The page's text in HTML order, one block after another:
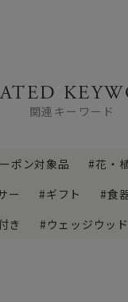
関連キーワード
ポン対象品 花・
ー
ギフト
食
き
ウェッジウッ